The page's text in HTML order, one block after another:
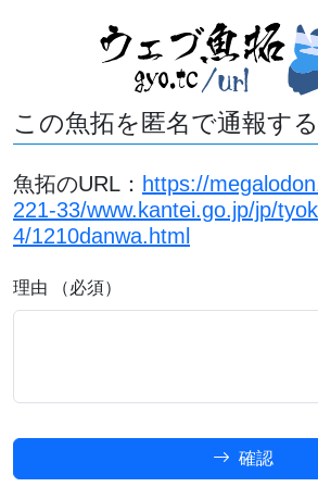
この魚拓を匿名で通報する
魚拓のURL： https://
221-33/www.kantei.go.jp/jp/
4/1210danwa.html
理由 （必須）
確認